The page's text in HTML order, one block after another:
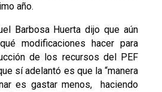
año.
Barbosa Huerta dijo que aún
modificaciones hacer para
de los recursos del PEF
sí adelantó es que la “manera
es gastar menos, haciendo